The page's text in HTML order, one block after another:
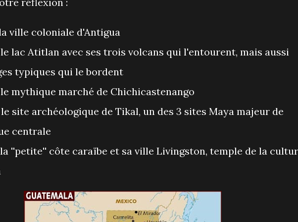
ville coloniale d'Antigua
le lac Atitlan avec ses trois volcans qui l'entourent, mais aussi
typiques qui le bordent
le mythique marché de Chichicastenango
site archéologique de Tikal, un des 3 sites Maya majeur de
centrale
la ''petite'' côte caraïbe et sa ville Livingston, temple de la